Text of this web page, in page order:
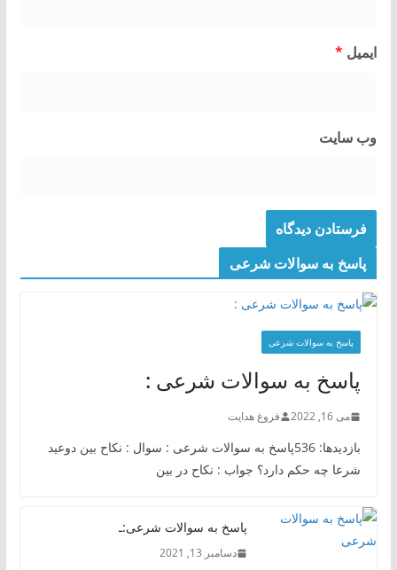
ایمیل *
وب‌ سایت
پاسخ به سوالات شرعی
پاسخ به سوالات شرعی
پاسخ به سوالات شرعی :
می 16, 2022 فروغ هدایت
بازدیدها: 536پاسخ به سوالات شرعی : سوال : نکاح بین دوعید
شرعا چه حکم دارد؟ جواب : نکاح در بین
پاسخ به سوالات شرعی:ـ
دسامبر 13, 2021